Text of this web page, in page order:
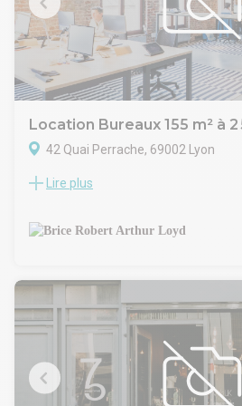
emplacement stratégique et d'une
Opportunité rare ! Contactez-nous
d'informations et organiser une
Location Bureaux 155 m² à 2
42 Quai Perrache, 69002 Lyon
Situé au cœur du quartier Confluence
bénéficiant de plateaux lumineux et
vos besoins professionnels. Ce
profiterez d'un accès immédiat au
Confluence ainsi qu'à de nombreux
proximité. L'immeuble est également
principaux axes routiers et les
offrant une grande accessibilité tant
transports en commun. PYLOTE
environnement dynamique et
Lire plus